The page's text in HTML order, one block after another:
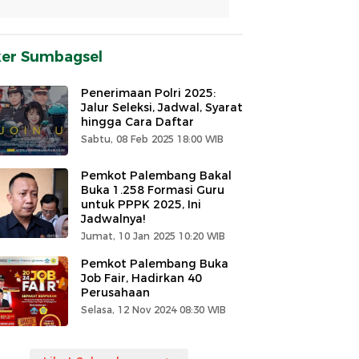
Sumbagsel
Penerimaan Polri 2025:
Jalur Seleksi, Jadwal, Syarat
hingga Cara Daftar
Sabtu, 08 Feb 2025 18:00 WIB
Pemkot Palembang Bakal
Buka 1.258 Formasi Guru
untuk PPPK 2025, Ini
Jadwalnya!
Jumat, 10 Jan 2025 10:20 WIB
Pemkot Palembang Buka
Job Fair, Hadirkan 40
Perusahaan
Selasa, 12 Nov 2024 08:30 WIB